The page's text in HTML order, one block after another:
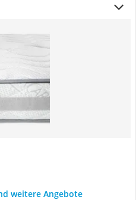
weitere Angebote